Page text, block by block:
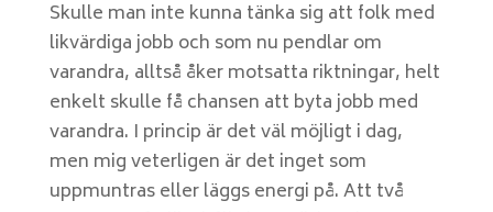
Skulle man inte kunna tänka sig att folk med
likvärdiga jobb och som nu pendlar om
varandra, alltså åker motsatta riktningar, helt
enkelt skulle få chansen att byta jobb med
varandra. I princip är det väl möjligt i dag,
men mig veterligen är det inget som
uppmuntras eller läggs energi på. Att två